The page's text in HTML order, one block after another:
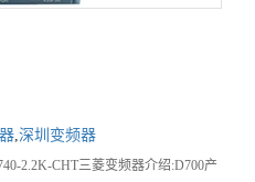
,深圳变频器
2.2K-CHT三菱变频器介绍:D700产